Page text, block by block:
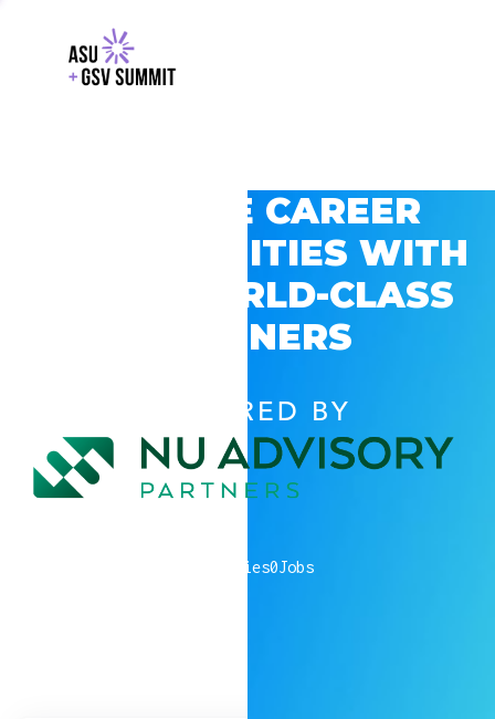
EXPLORE CAREER
OPPORTUNITIES WITH
GSV’S WORLD-CLASS
PARTNERS
POWERED BY
companies0Jobs